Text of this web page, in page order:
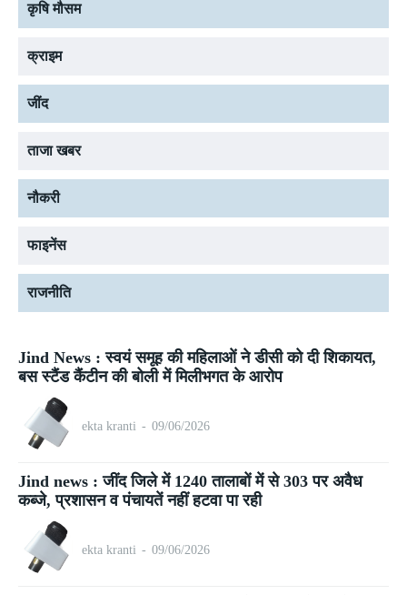
कृषि मौसम
क्राइम
जींद
ताजा खबर
नौकरी
फाइनेंस
राजनीति
Jind News : स्वयं समूह की महिलाओं ने डीसी को दी शिकायत,
बस स्टैंड कैंटीन की बोली में मिलीभगत के आरोप
ekta kranti - 09/06/2026
Jind news : जींद जिले में 1240 तालाबों में से 303 पर अवैध
कब्जे, प्रशासन व पंचायतें नहीं हटवा पा रही
ekta kranti - 09/06/2026